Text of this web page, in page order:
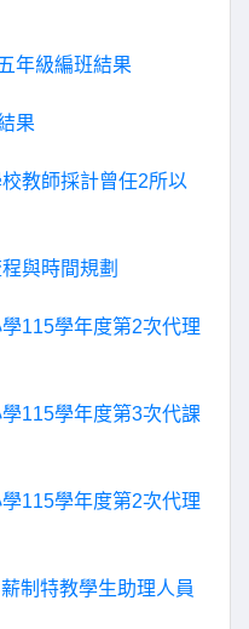
年級編班結果
果
教師採計曾任2所以
與時間規劃
115學年度第2次代理
115學年度第3次代課
115學年度第2次代理
制特教學生助理人員